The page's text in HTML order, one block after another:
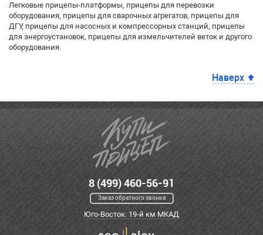
Легковые прицепы-платформы, прицепы для перевозки
оборудования, прицепы для сварочных агрегатов, прицепы для
ДГУ, прицепы для насосных и компрессорных станций, прицепы
для энергоустановок, прицепы для измельчителей веток и другого
оборудования.
Наверх
8 (499) 460-56-91
Заказ обратного звонка
Юго-Восток: 19-й км МКАД